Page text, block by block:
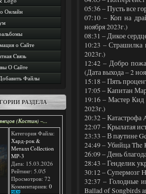
Онлайн
о Сайте
Cвязь
О Сайте
Файлы
РАЗДЕЛА
(Костин) –...
Категория Файла:
Хард-рок &
Металл Collection
MP-3
Дата: 15.03.2026
Рейтинг: 5.0\5
Просмотров: 72
Комментариев: 0
05:36 – Пусть все
07:10 – Коп на
ноября 2023г.)
08:31 – Дикое
10:23 – Страшилка
2023г.)
12:42 – Добро
(Дата выхода – 2
15:18 – Пять
17:05 – Капитан
19:16 – Мастер
2023г.)
20:32 – Катастрофа
22:07 – Крылатая
23:33 – В паутине
24:49 – Убийца The
26:09 – День
28:43 – Генделик
30:12 – Супермозг
32:37 – Голодные
Ballad of Songbirds